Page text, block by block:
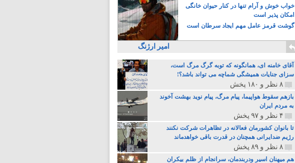
خواب خوش و آرام تنها در کنار حیوان خانگی
امکان پذیر است
گوشت قرمز عامل مهم ایجاد سرطان است
امیر ارژنگ
آقای خامنه ای، همانگونه که توبه گرگ مرگ است،
سزای جنایات همیشگی شماچه می تواند باشد؟!
۸ نظر و ۱۸۰ پخش
بازهم سقوط هواپیما، پیام مرگ، پیام نوید بهشت آخوند
به مردم ایران
۴ نظر و ۹۷ پخش
تا بانوان کشورمان فعالانه در تظاهرات شرکت نکنند
رژیم ضدایرانی همچنان در قدرت باقی خواهدماند
۸ نظر و ۸۹ پخش
هم میهنان اسیر ودربندمان، سرانجام از ظلم بیکران